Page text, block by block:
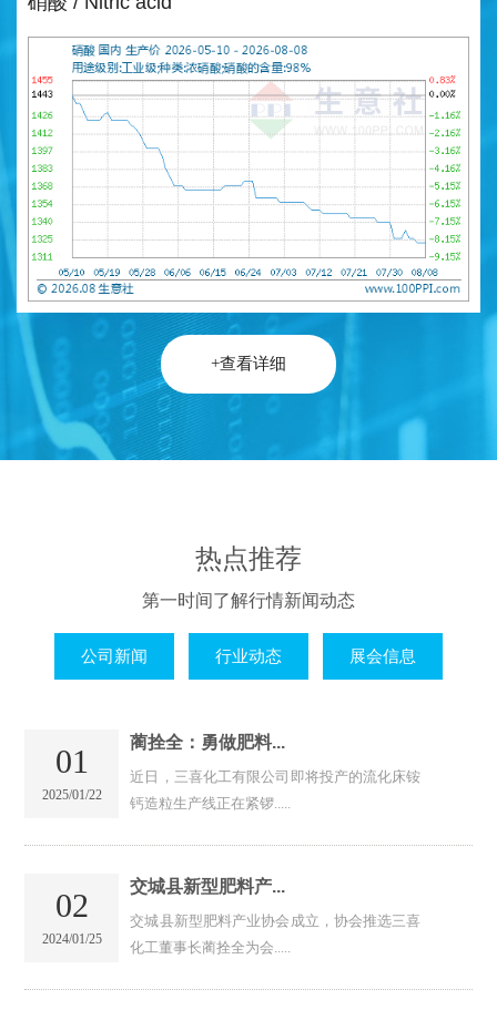
+查看详细
热点推荐
第一时间了解行情新闻动态
公司新闻 行业动态 展会信息
01
2025/01/22
蔺拴全：勇做肥料...
近日，三喜化工有限公司即将投产的流化床铵
钙造粒生产线正在紧锣.....
02
2024/01/25
交城县新型肥料产...
交城县新型肥料产业协会成立，协会推选三喜
化工董事长蔺拴全为会.....